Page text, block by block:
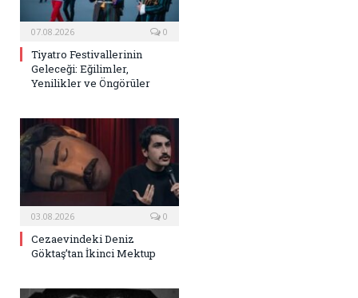
07.08.2026 0
Tiyatro Festivallerinin
Geleceği: Eğilimler,
Yenilikler ve Öngörüler
03.08.2026 0
Cezaevindeki Deniz
Göktaş’tan İkinci Mektup